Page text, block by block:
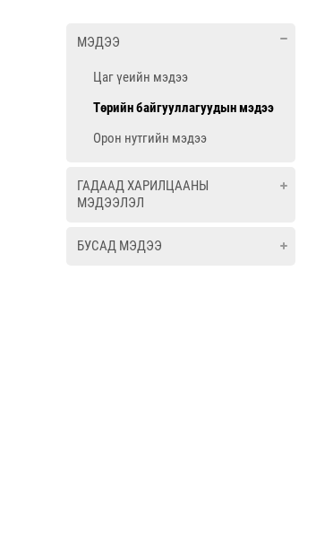
МЭДЭЭ
Цаг үеийн мэдээ
Төрийн байгууллагуудын мэдээ
Орон нутгийн мэдээ
ГАДААД ХАРИЛЦААНЫ
МЭДЭЭЛЭЛ
БУСАД МЭДЭЭ